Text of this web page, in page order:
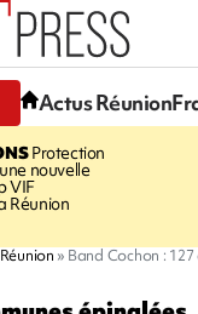
Actus Réunion
Protection
nouvelle
VIF
Réunion
Band Cochon :